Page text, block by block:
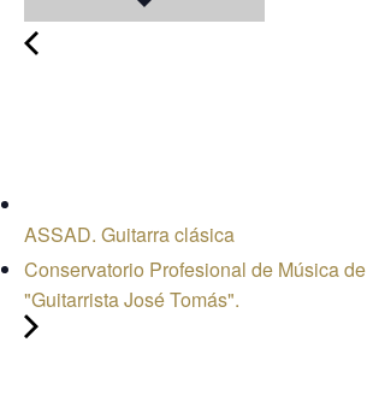
ASSAD. Guitarra clásica
Conservatorio Profesional de Música
"Guitarrista José Tomás".